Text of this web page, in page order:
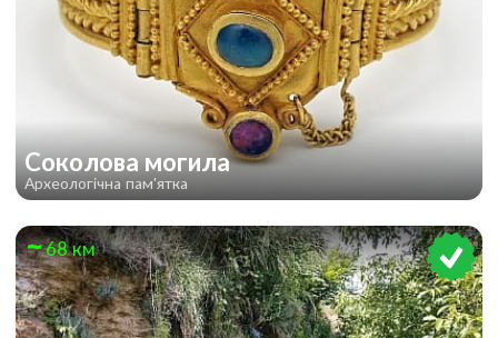
Соколова могила
Археологічна пам'ятка
68 км